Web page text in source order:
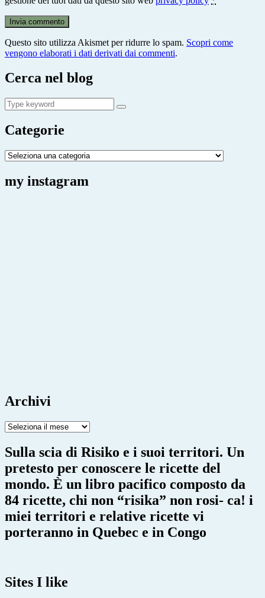
Questo sito utilizza Akismet per ridurre lo spam. Scopri come
vengono elaborati i dati derivati dai commenti.
Cerca nel blog
Search
for:
Search
Categorie
Categorie
my instagram
Archivi
Archivi
Sulla scia di Risiko e i suoi territori. Un
pretesto per conoscere le ricette del
mondo. È un libro pacifico composto da
84 ricette, chi non “risika” non rosi- ca! i
miei territori e relative ricette vi
porteranno in Quebec e in Congo
Sites I like